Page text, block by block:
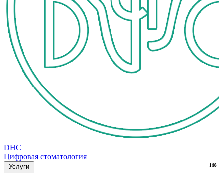
DHC
Цифровая стоматология
Услуги 16
148